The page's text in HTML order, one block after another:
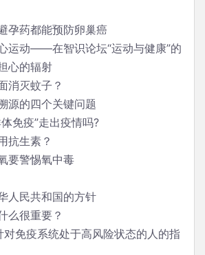
孕药都能预防卵巢癌
运动——在智识论坛“运动与健康”的
心的辐射
消灭蚊子？
源的四个关键问题
免疫”走出疫情吗?
抗生素？
要警惕氧中毒
人民共和国的方针
么很重要？
对免疫系统处于高风险状态的人的指